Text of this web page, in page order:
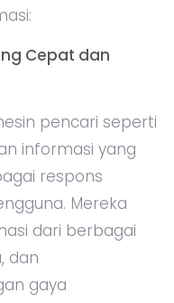
Cepat dan
pencari seperti
informasi yang
respons
Mereka
dari berbagai
dan
gaya